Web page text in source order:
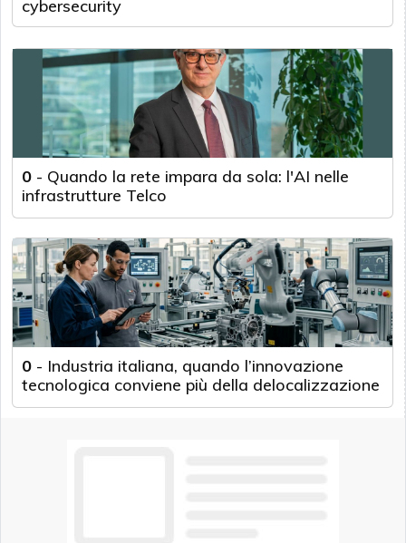
cybersecurity
0 - Quando la rete impara da sola: l'AI nelle
infrastrutture Telco
0 - Industria italiana, quando l’innovazione
tecnologica conviene più della delocalizzazione